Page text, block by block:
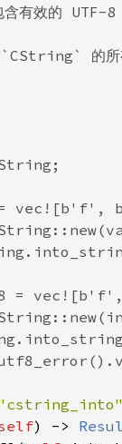
效的 UTF-8
的所
vec![b'f',
=
) ->